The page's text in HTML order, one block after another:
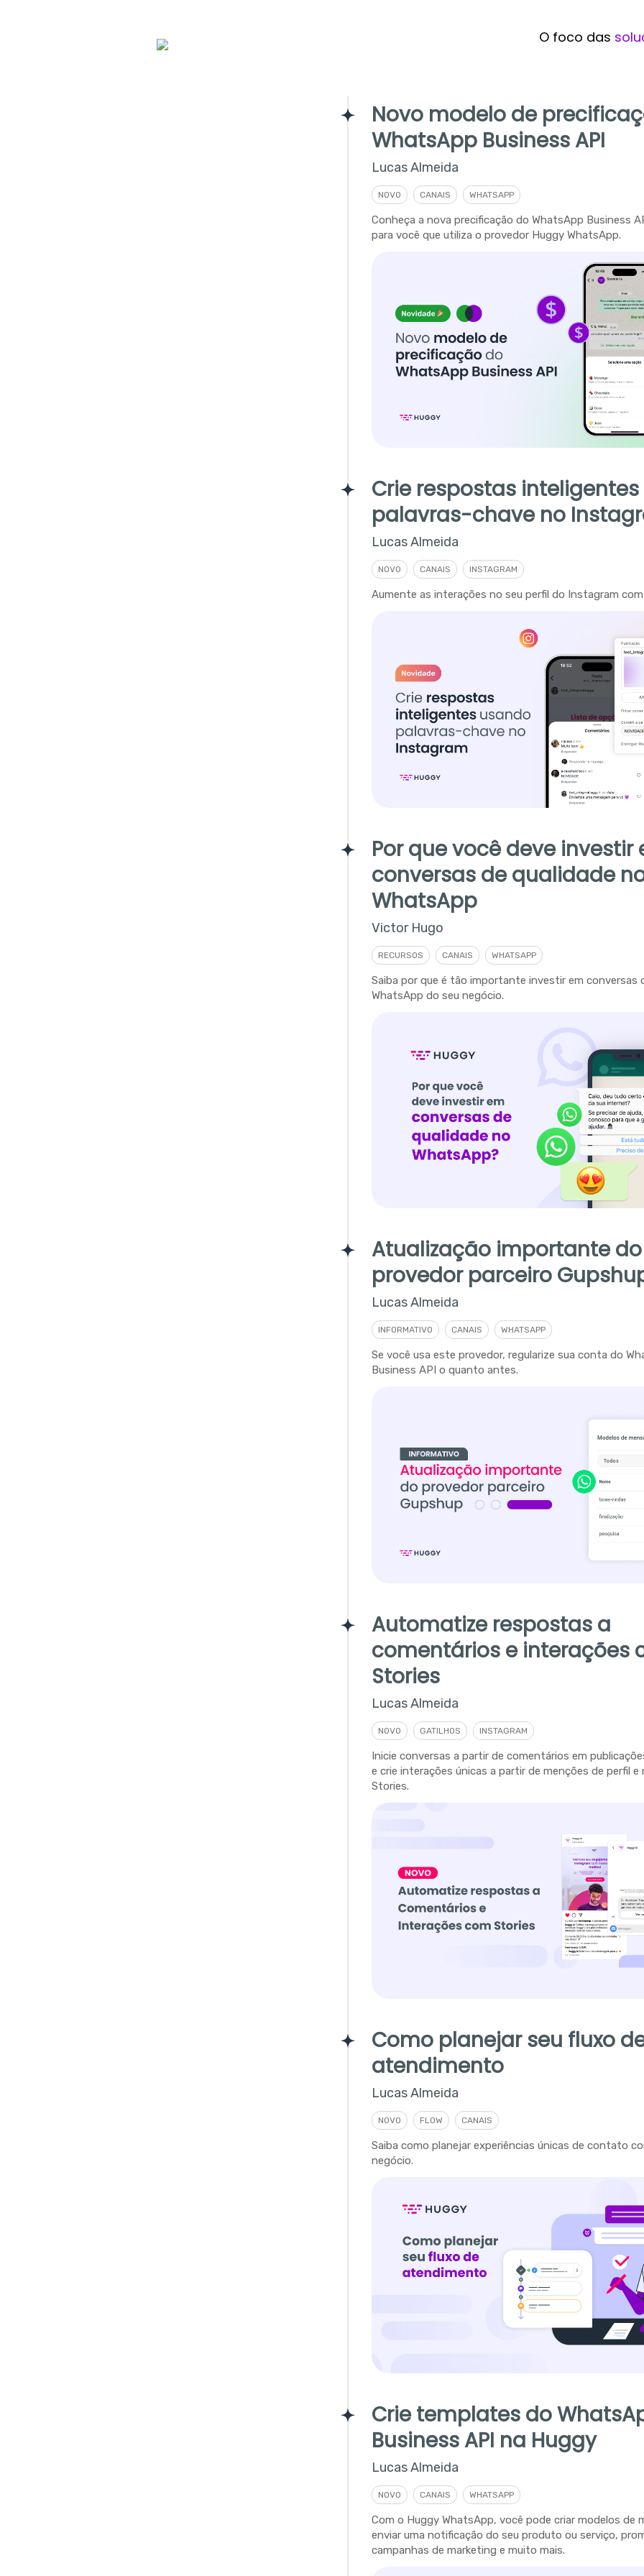
O foco das
Novo modelo de
WhatsApp Business API
Lucas Almeida
NOVO CANAIS WHATSAPP
Conheça a nova precificação do WhatsApp Business
para você que utiliza o provedor Huggy WhatsApp.
Crie respostas
palavras-chave no
Lucas Almeida
NOVO CANAIS INSTAGRAM
Aumente as interações no seu perfil do Instagram
Por que você deve investir
conversas de qualidade
WhatsApp
Victor Hugo
RECURSOS CANAIS WHATSAPP
Saiba por que é tão importante investir em conversas
WhatsApp do seu negócio.
Atualização importante do
provedor parceiro
Lucas Almeida
INFORMATIVO CANAIS WHATSAPP
Se você usa este provedor, regularize sua conta do
Business API o quanto antes.
Automatize respostas a
comentários e interações
Stories
Lucas Almeida
NOVO GATILHOS INSTAGRAM
Inicie conversas a partir de comentários em
e crie interações únicas a partir de menções de perfil
Stories.
Como planejar seu fluxo
atendimento
Lucas Almeida
NOVO FLOW CANAIS
Saiba como planejar experiências únicas de contato
negócio.
Crie templates do
Business API na Huggy
Lucas Almeida
NOVO CANAIS WHATSAPP
Com o Huggy WhatsApp, você pode criar modelos de
enviar uma notificação do seu produto ou serviço,
campanhas de marketing e muito mais.